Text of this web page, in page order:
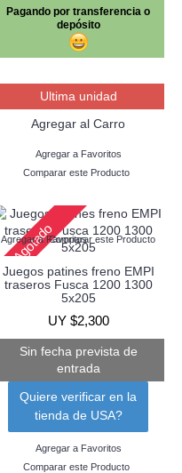
Pagando por transferencia o
depósito
Ultima unidad
Agregar al Carro
Agregar a Favoritos
Comparar este Producto
Agotado
Agregar a FavoritosComparar este Producto
Juegos patines freno EMPI
traseros Fusca 1200 1300
5x205
UY $2,300
Sin fecha prevista de
entrada
Quiere verificar en la
tienda de USA?
Agregar a Favoritos
Comparar este Producto